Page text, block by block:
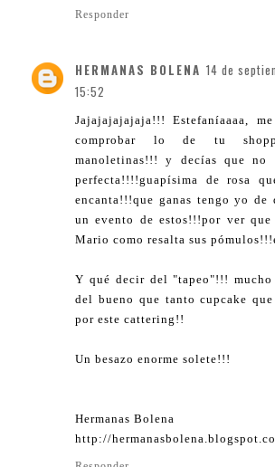
Responder
HERMANAS BOLENA 14 de
15:52
Jajajajajajaja!!! Estefaníaaaa,
comprobar lo de tu
manoletinas!!! y decías que no
perfecta!!!!guapísima de rosa
encanta!!!que ganas tengo yo de
un evento de estos!!!por ver
Mario como resalta sus
Y qué decir del "tapeo"!!!
del bueno que tanto cupcake
por este cattering!!
Un besazo enorme solete!!!
Hermanas Bolena
http://